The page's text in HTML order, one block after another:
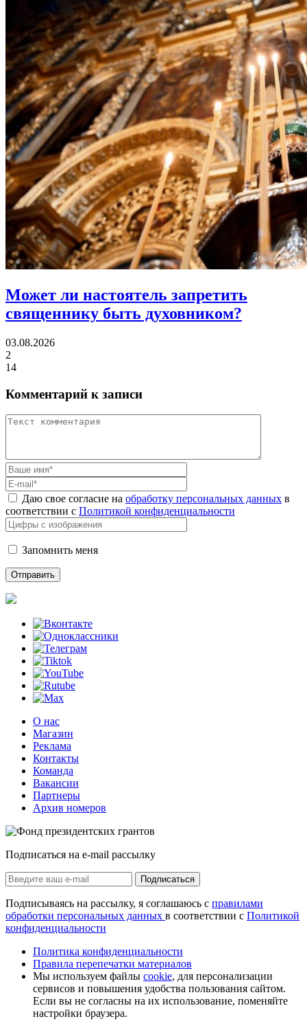
Может ли настоятель запретить
священнику быть духовником?
03.08.2026
2
14
Комментарий к записи
Даю свое согласие на обработку персональных данных в
соответствии с Политикой конфиденциальности
Запомнить меня
О нас
Магазин
Реклама
Контакты
Команда
Вакансии
Партнеры
Архив номеров
Подписаться на e-mail рассылку
Подписаться
Подписываясь на рассылку, я соглашаюсь с правилами
обработки персональных данных в соответствии с Политикой
конфиденциальности
Политика конфиденциальности
Правила перепечатки материалов
Мы используем файлы cookie, для персонализации
сервисов и повышения удобства пользования сайтом.
Если вы не согласны на их использование, поменяйте
настройки браузера.